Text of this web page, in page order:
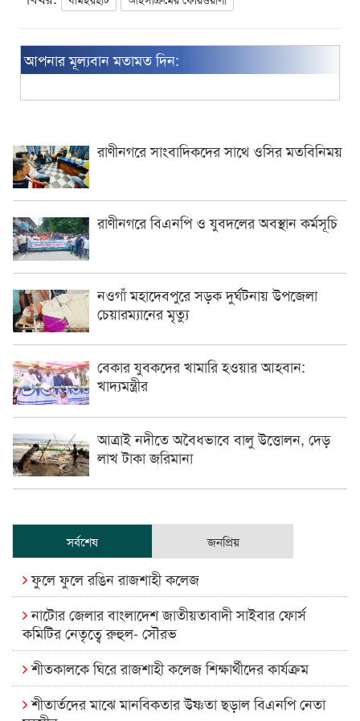
আপনার মূল্যবান মতামত দিন:
রাণীনগরে সাংবাদিকদের সাথে ওসির মতবিনিময়
রাণীনগরে বিএনপি ও যুবদলের অবস্থান কর্মসূচি
নওগাঁ মহাদেবপুরে সড়ক দুর্ঘটনায় উপজেলা
চেয়ারম্যানের মৃত্যু
বেকার যুবকদের খামারি হওয়ার আহবান:
খাদ্যমন্ত্রীর
আত্রাই নদীতে অবৈধভাবে বালু উত্তোলন, দেড়
লাখ টাকা জরিমানা
সর্বশেষ জনপ্রিয়
ফুলে ফুলে রঙিন রাজশাহী কলেজ
নাটোর জেলার বাংলাদেশ জাতীয়তাবাদী সাইবার ফোর্স
কমিটির নেতৃত্বে রুহুল- সৌরভ
শীতকালকে ঘিরে রাজশাহী কলেজ শিক্ষার্থীদের কার্যক্রম
শীতার্তদের মাঝে মানবিকতার উষ্ণতা ছড়াল বিএনপি নেতা